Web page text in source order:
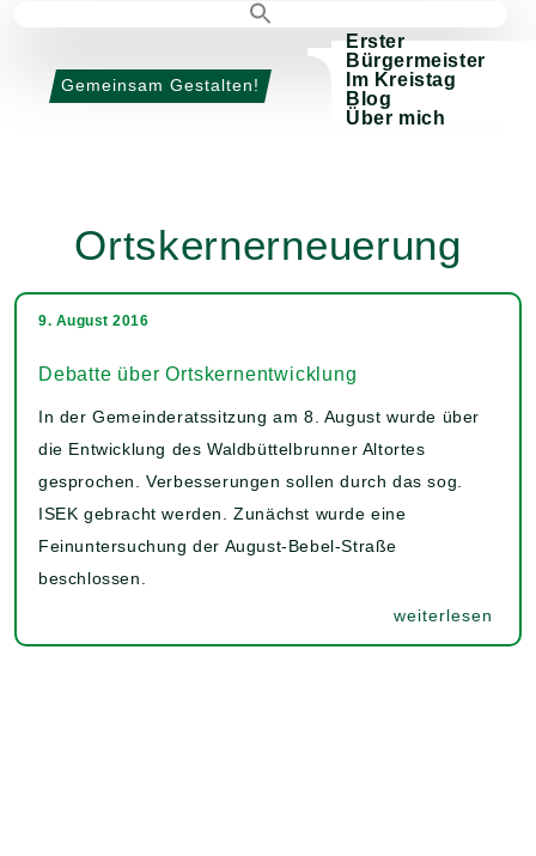
Gemeinsam Gestalten!
Erster
Bürgermeister
Im Kreistag
Blog
Über mich
Ortskernerneuerung
9. August 2016
Debatte über Ortskernentwicklung
In der Gemeinderatssitzung am 8. August wurde über
die Entwicklung des Waldbüttelbrunner Altortes
gesprochen. Verbesserungen sollen durch das sog.
ISEK gebracht werden. Zunächst wurde eine
Feinuntersuchung der August-Bebel-Straße
beschlossen.
weiterlesen